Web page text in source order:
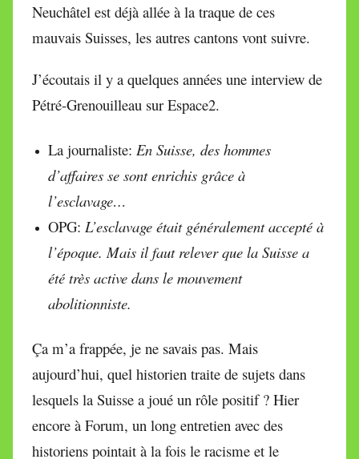
Neuchâtel est déjà allée à la traque de ces
mauvais Suisses, les autres cantons vont suivre.
J’écoutais il y a quelques années une interview de
Pétré-Grenouilleau sur Espace2.
La journaliste: En Suisse, des hommes
d’affaires se sont enrichis grâce à
l’esclavage…
OPG: L’esclavage était généralement accepté à
l’époque. Mais il faut relever que la Suisse a
été très active dans le mouvement
abolitionniste.
Ça m’a frappée, je ne savais pas. Mais
aujourd’hui, quel historien traite de sujets dans
lesquels la Suisse a joué un rôle positif ? Hier
encore à Forum, un long entretien avec des
historiens pointait à la fois le racisme et le